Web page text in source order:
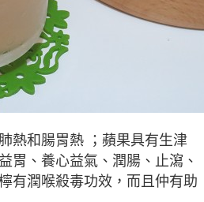
熱和腸胃熱 ；蘋果具有生津
胃、養心益氣、潤腸、止瀉、
有潤喉殺毒功效，而且仲有助